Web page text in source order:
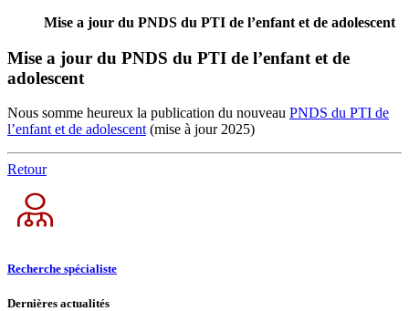
Mise a jour du PNDS du PTI de l’enfant et de adolescent
Mise a jour du PNDS du PTI de l’enfant et de
adolescent
Nous somme heureux la publication du nouveau PNDS du PTI de
l’enfant et de adolescent(mise à jour 2025)
Retour
Recherche spécialiste
Dernières actualités